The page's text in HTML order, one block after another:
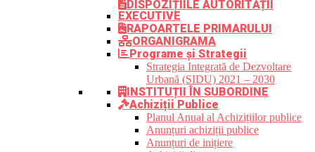
DISPOZIȚIILE AUTORITĂȚII
EXECUTIVE
RAPOARTELE PRIMARULUI
ORGANIGRAMA
Programe și Strategii
Strategia Integrată de Dezvoltare
Urbană (SIDU) 2021 – 2030
INSTITUȚII ÎN SUBORDINE
Achiziții Publice
Planul Anual al Achizițiilor publice
Anunțuri achiziții publice
Anunțuri de inițiere